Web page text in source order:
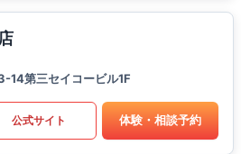
14第三セイコービル1F
公式サイト 体験・相談予約